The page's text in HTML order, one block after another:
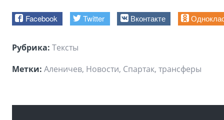
Facebook Twitter Вконтакте
Рубрика: Тексты
Метки: Аленичев, Новости, Спартак, трансферы